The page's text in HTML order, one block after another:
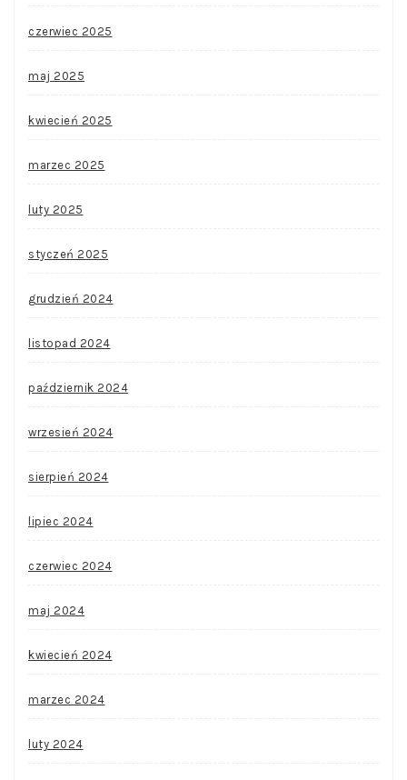
czerwiec 2025
maj 2025
kwiecień 2025
marzec 2025
luty 2025
styczeń 2025
grudzień 2024
listopad 2024
październik 2024
wrzesień 2024
sierpień 2024
lipiec 2024
czerwiec 2024
maj 2024
kwiecień 2024
marzec 2024
luty 2024